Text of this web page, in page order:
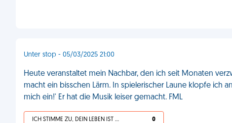
Unter stop - 05/03/2025 21:00
Heute veranstaltet mein Nachbar, den ich seit Monaten
macht ein bisschen Lärm. In spielerischer Laune klopfe ich
mich ein!' Er hat die Musik leiser gemacht. FML
ICH STIMME ZU, DEIN LEBEN IST SCHEISSE 0